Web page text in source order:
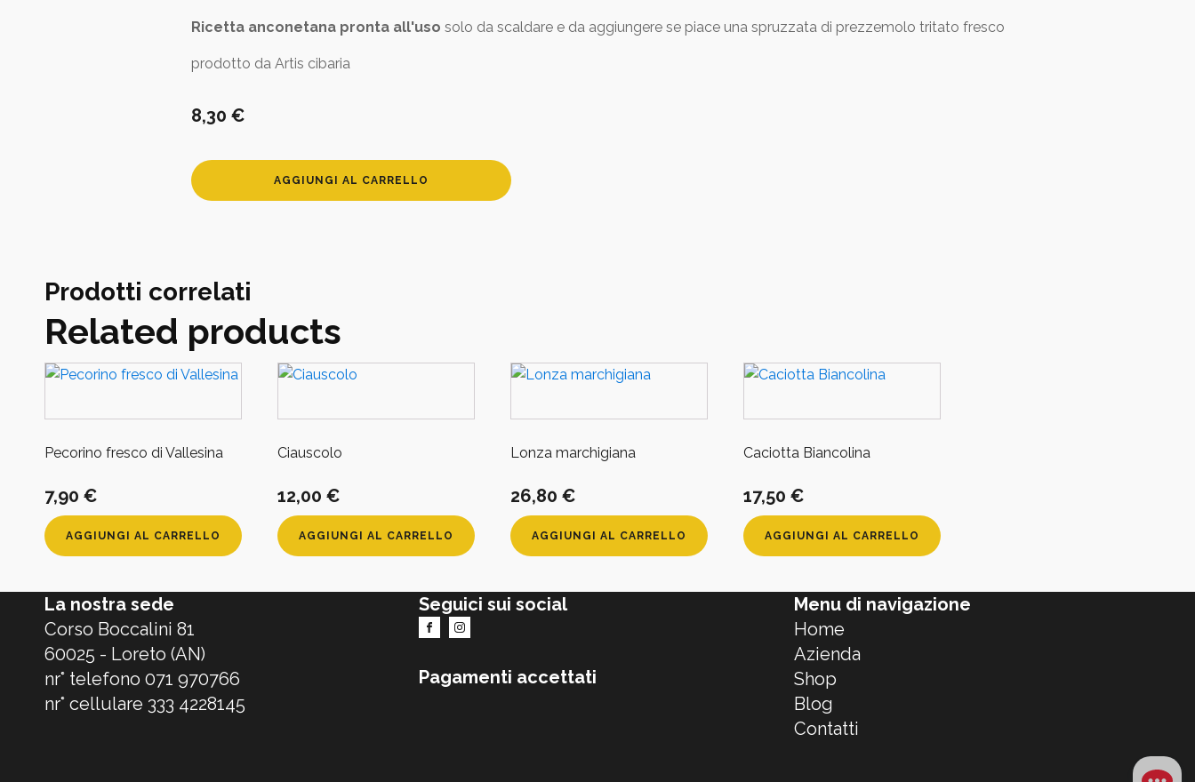
Ricetta anconetana pronta all'uso solo da scaldare e da aggiungere se piace una spruzzata di prezzemolo tritato fresco
prodotto da Artis cibaria
8,30 €
Ragù
di
AGGIUNGI AL CARRELLO
Prodotti correlati
Related products
Pecorino fresco di Vallesina
7,90 €
AGGIUNGI AL CARRELLO
Ciauscolo
12,00 €
AGGIUNGI AL CARRELLO
Lonza marchigiana
26,80 €
AGGIUNGI AL CARRELLO
Caciotta Biancolina
17,50 €
AGGIUNGI AL CARRELLO
La nostra sede
Corso Boccalini 81
60025 - Loreto (AN)
nr° telefono 071 970766
nr° cellulare 333 4228145
Seguici sui social
Pagamenti accettati
Menu di navigazione
Home
Azienda
Shop
Blog
Contatti